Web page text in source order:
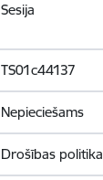
Sesija
TS01c44137
Nepieciešams
Drošības